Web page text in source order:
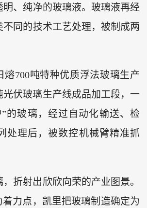
明、纯净的玻璃液。玻璃液再经
不同的技术工艺处理，被制成两
熔700吨特种优质浮法玻璃生产
光伏玻璃生产线成品加工段，一
的玻璃，经过自动化输送、检
处理后，被数控机械臂精准抓
折射出欣欣向荣的产业图景。
着力点，凯里把玻璃制造确定为